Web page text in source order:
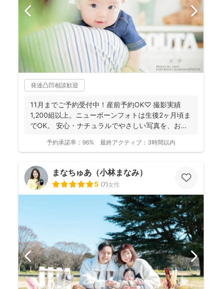
発達凸凹相談歓迎
11月までご予約受付中！産前予約OK♡ 撮影実績
1,200組以上。ニューボーンフォトは生後2ヶ月頃ま
でOK。 安心・ナチュラルでやさしい写真を、お子
予約承諾率： 96% 最終アクティブ： 3時間以内
まなちゅあ（小林まなみ）
5 (7)女性